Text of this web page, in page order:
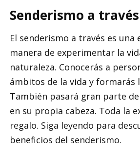
Senderismo a través
El senderismo a través es una
manera de experimentar la
naturaleza. Conocerás a
ámbitos de la vida y formarás
También pasará gran parte
en su propia cabeza. Toda la
regalo. Siga leyendo para
beneficios del senderismo.